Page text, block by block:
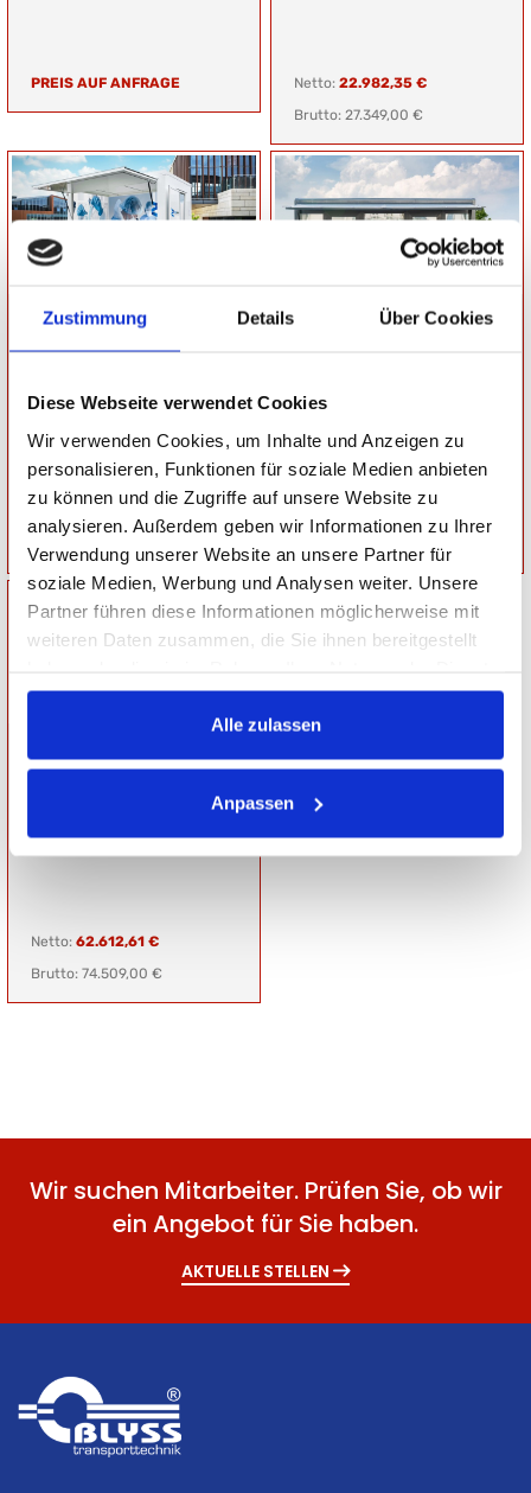
Zustimmung Details Über Cookies
Diese Webseite verwendet Cookies
Wir verwenden Cookies, um Inhalte und Anzeigen zu
personalisieren, Funktionen für soziale Medien anbieten
zu können und die Zugriffe auf unsere Website zu
analysieren. Außerdem geben wir Informationen zu Ihrer
Verwendung unserer Website an unsere Partner für
soziale Medien, Werbung und Analysen weiter. Unsere
Partner führen diese Informationen möglicherweise mit
weiteren Daten zusammen, die Sie ihnen bereitgestellt
gesammelt haben.
Alle zulassen
Anpassen
PREIS AUF ANFRAGE Netto: 22.982,35 €
Brutto: 27.349,00 €
EVENTANHÄNGER
Nutzlast: 0 kg
Brutto: 37.369,00 €
EVENTANHÄNGER
Brutto: 49.889,00 €
ERHOCHLADER
Netto: 62.612,61 €
Brutto: 74.509,00 €
Wir suchen Mitarbeiter. Prüfen Sie, ob wir
ein Angebot für Sie haben.
AKTUELLE STELLEN